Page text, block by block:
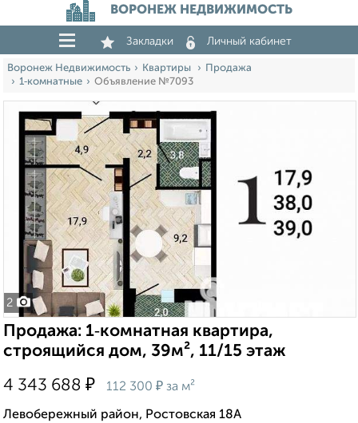
ВОРОНЕЖ НЕДВИЖИМОСТЬ
Закладки Личный кабинет
Воронеж Недвижимость Квартиры
Продажа
1‑комнатные
Объявление №7093
2
Продажа: 1‑комнатная квартира,
строящийся дом, 39м², 11/15 этаж
4 343 688 ₽ 112 300 ₽ за м²
Левобережный район, Ростовская 18А